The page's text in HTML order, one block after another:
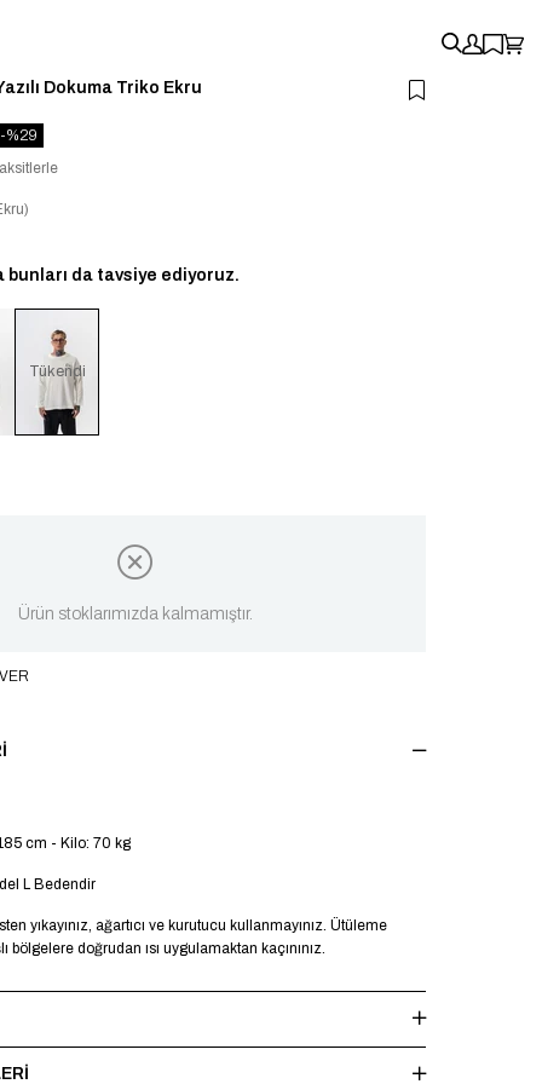
Dokuma Triko Ekru
29
bunları da tavsiye ediyoruz.
Tükendi
Ürün stoklarımızda kalmamıştır.
cm - Kilo: 70 kg
L Bedendir
yıkayınız, ağartıcı ve kurutucu kullanmayınız. Ütüleme
bölgelere doğrudan ısı uygulamaktan kaçınınız.